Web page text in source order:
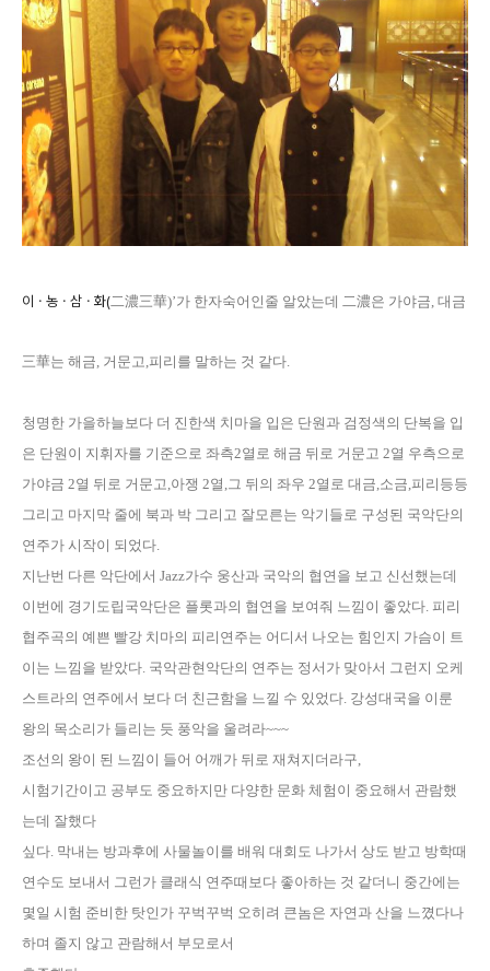
이ㆍ농ㆍ삼ㆍ화(二濃三華)’가 한자숙어인줄 알았는데 二濃은 가야금, 대금
三華는 해금, 거문고,피리를 말하는 것 같다.
청명한 가을하늘보다 더 진한색 치마을 입은 단원과 검정색의 단복을 입
은 단원이 지휘자를 기준으로 좌측2열로 해금 뒤로 거문고 2열 우측으로
가야금 2열 뒤로 거문고,아쟁 2열 ,그 뒤의 좌우 2열로 대금,소금,피리등등
그리고 마지막 줄에 북과 박 그리고 잘모른는 악기들로 구성된 국악단의
연주가 시작이 되었다.
지난번 다른 악단에서 Jazz가수 웅산과 국악의 협연을 보고 신선했는데
이번에 경기도립국악단은 플롯과의 협연을 보여줘 느낌이 좋았다. 피리
협주곡의 예쁜 빨강 치마의 피리연주는 어디서 나오는 힘인지 가슴이 트
이는 느낌을 받았다. 국악관현악단의 연주는 정서가 맞아서 그런지 오케
스트라의 연주에서 보다 더 친근함을 느낄 수 있었다. 강성대국을 이룬
왕의 목소리가 들리는 듯 풍악을 울려라~~~
조선의 왕이 된 느낌이 들어 어깨가 뒤로 재쳐지더라구,
시험기간이고 공부도 중요하지만 다양한 문화 체험이 중요해서 관람했
는데 잘했다
싶다. 막내는 방과후에 사물놀이를 배워 대회도 나가서 상도 받고 방학때
연수도 보내서 그런가 클래식 연주때보다 좋아하는 것 같더니 중간에는
몇일 시험 준비한 탓인가 꾸벅꾸벅 오히려 큰놈은 자연과 산을 느꼈다나
하며 졸지 않고 관람해서 부모로서